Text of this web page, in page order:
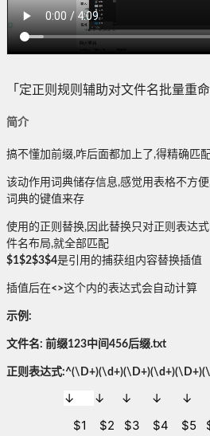
「定正则规则辅助对文件名批量重命
简介
搞不懂加前缀,咋后面都加上了,得精确匹
该动作用词典储存信息,感觉用表格不方
词典的键值来存
使用的正则替换,因此替换只对正则表达
件名布局,就全部匹配
$1$2$3$4是引用的捕获组内容替换插值
插值后在<>这个内的表达式会自动计算
示例:
文件名: 前缀123中间456后缀.txt
正则表达式:^(\D+)(\d+)(\D+)(\d+)
↓ ↓ ↓ ↓ ↓
$1 $2 $3 $4 $5